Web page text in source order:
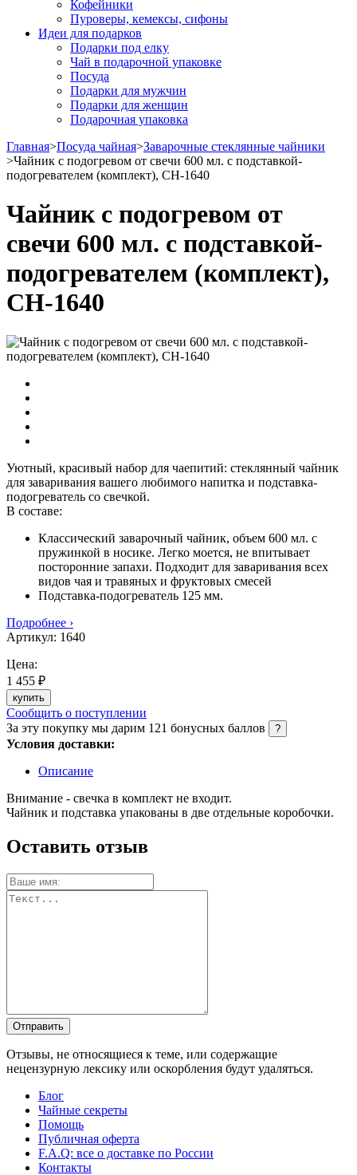
Кофейники
Пуроверы, кемексы, сифоны
Идеи для подарков
Подарки под елку
Чай в подарочной упаковке
Посуда
Подарки для мужчин
Подарки для женщин
Подарочная упаковка
Главная>Посуда чайная>Заварочные стеклянные чайники
>Чайник с подогревом от свечи 600 мл. с подставкой-
подогревателем (комплект), CH-1640
Чайник с подогревом от
свечи 600 мл. с подставкой-
подогревателем (комплект),
CH-1640
Уютный, красивый набор для чаепитий: стеклянный чайник
для заваривания вашего любимого напитка и подставка-
подогреватель со свечкой.
В составе:
Классический заварочный чайник, объем 600 мл. с
пружинкой в носике. Легко моется, не впитывает
посторонние запахи. Подходит для заваривания всех
видов чая и травяных и фруктовых смесей
Подставка-подогреватель 125 мм.
Подробнее ›
Артикул: 1640
Цена:
1 455 ₽
купить
Сообщить о поступлении
За эту покупку мы дарим 121 бонусных баллов ?
Условия доставки:
Описание
Внимание - свечка в комплект не входит.
Чайник и подставка упакованы в две отдельные коробочки.
Оставить отзыв
Отправить
Отзывы, не относящиеся к теме, или содержащие
нецензурную лексику или оскорбления будут удаляться.
Блог
Чайные секреты
Помощь
Публичная оферта
F.A.Q: все о доставке по России
Контакты